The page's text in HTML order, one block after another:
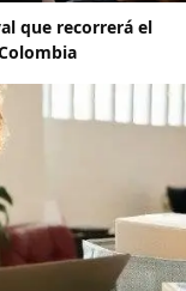
que recorrerá el